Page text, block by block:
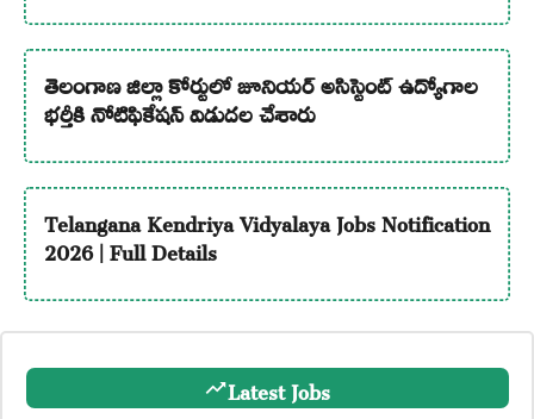
తెలంగాణ జిల్లా కోర్టులో జూనియర్ అసిస్టెంట్ ఉద్యోగాల
భర్తీకి నోటిఫికేషన్ విడుదల చేశారు
Telangana Kendriya Vidyalaya Jobs Notification
2026 | Full Details
Latest Jobs